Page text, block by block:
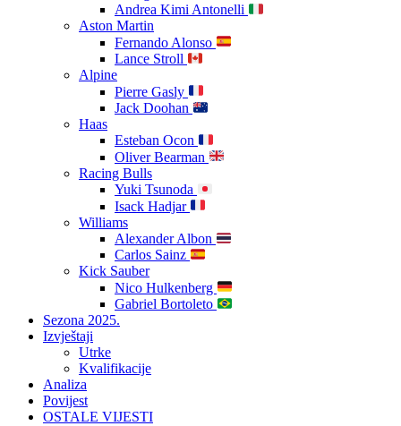
Andrea Kimi Antonelli
Aston Martin
Fernando Alonso
Lance Stroll
Alpine
Pierre Gasly
Jack Doohan
Haas
Esteban Ocon
Oliver Bearman
Racing Bulls
Yuki Tsunoda
Isack Hadjar
Williams
Alexander Albon
Carlos Sainz
Kick Sauber
Nico Hulkenberg
Gabriel Bortoleto
Sezona 2025.
Izvještaji
Utrke
Kvalifikacije
Analiza
Povijest
OSTALE VIJESTI